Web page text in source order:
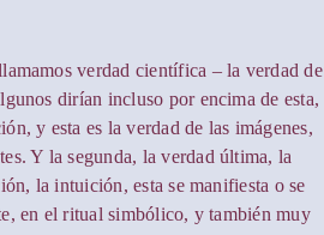
verdad científica – la verdad de
dirían incluso por encima de esta,
y esta es la verdad de las imágenes,
Y la segunda, la verdad última, la
la intuición, esta se manifiesta o se
en el ritual simbólico, y también muy